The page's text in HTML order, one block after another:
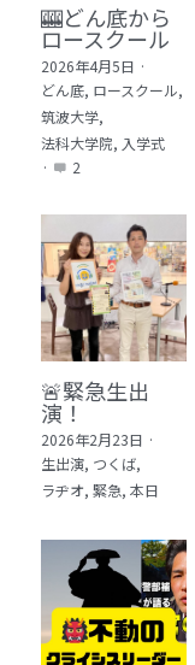
🎰どん底から
ロースクール
2026年4月5日 ·
どん底, ロースクール,
筑波大学,
法科大学院, 入学式
·
2
🚨緊急生出
演！
2026年2月23日 ·
生出演, つくば,
ラヂオ, 緊急, 本日